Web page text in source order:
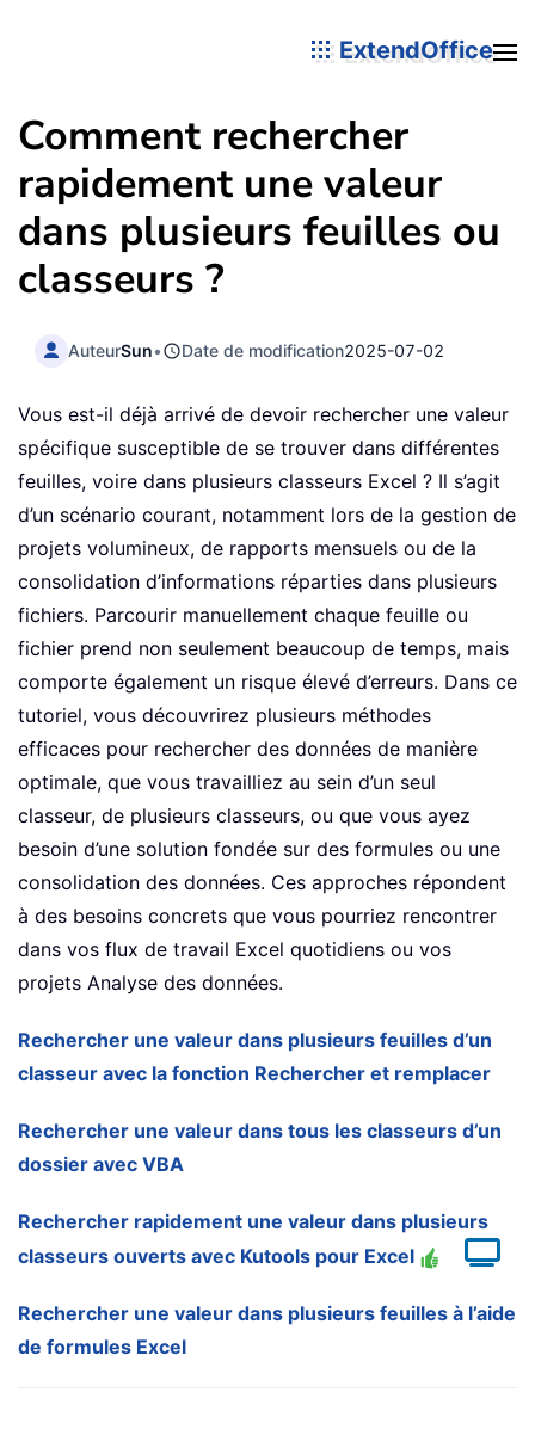
ExtendOffice
Comment rechercher
rapidement une valeur
dans plusieurs feuilles ou
classeurs ?
AuteurSun• Date de modification2025-07-02
Vous est-il déjà arrivé de devoir rechercher une valeur
spécifique susceptible de se trouver dans différentes
feuilles, voire dans plusieurs classeurs Excel ? Il s’agit
d’un scénario courant, notamment lors de la gestion de
projets volumineux, de rapports mensuels ou de la
consolidation d’informations réparties dans plusieurs
fichiers. Parcourir manuellement chaque feuille ou
fichier prend non seulement beaucoup de temps, mais
comporte également un risque élevé d’erreurs. Dans ce
tutoriel, vous découvrirez plusieurs méthodes
efficaces pour rechercher des données de manière
optimale, que vous travailliez au sein d’un seul
classeur, de plusieurs classeurs, ou que vous ayez
besoin d’une solution fondée sur des formules ou une
consolidation des données. Ces approches répondent
à des besoins concrets que vous pourriez rencontrer
dans vos flux de travail Excel quotidiens ou vos
projets Analyse des données.
Rechercher une valeur dans plusieurs feuilles d’un
classeur avec la fonction Rechercher et remplacer
Rechercher une valeur dans tous les classeurs d’un
dossier avec VBA
Rechercher rapidement une valeur dans plusieurs
classeurs ouverts avec Kutools pour Excel
Rechercher une valeur dans plusieurs feuilles à l’aide
de formules Excel